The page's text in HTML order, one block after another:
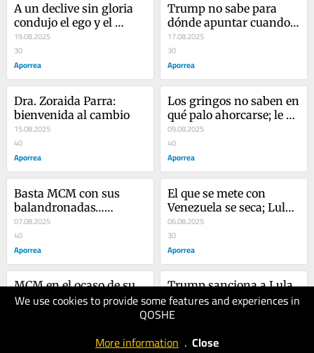
We use cookies to provide some features and experiences in
QOSHE
More information . Close
A un declive sin gloria
condujo el ego y el
protagonismo de Evo
Morales y Luis Arce en
Bolivia
19.08.2025
30
Aporrea
Trump no sabe para
dónde apuntar cuando
se ve con la soga al
cuello. ¿Donde están los
capos gringos?
17.08.2025
30
Aporrea
Dra. Zoraida Parra:
bienvenida al cambio
15.08.2025
40
Aporrea
Los gringos no saben en
qué palo ahorcarse; le
suben el precio a la
cabeza de Maduro
09.08.2025
40
Aporrea
Basta MCM con sus
balandronadas…
Venezuela quiere paz
07.08.2025
40
Aporrea
El que se mete con
Venezuela se seca; Lula
prueba cucharadas de
su propio veneno
06.08.2025
30
Aporrea
MCM en el ocaso de su
actividad política; no se
Trump sanciona a Lula
por encarcelamiento de
Bolsonaro; aun por su
27.07.2025
Aporrea